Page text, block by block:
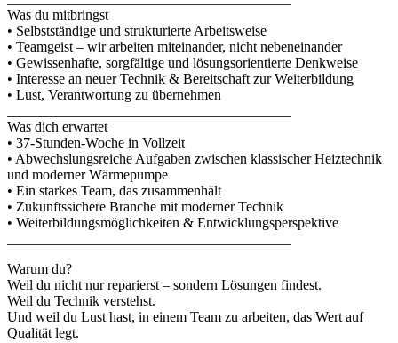
Was du mitbringst
• Selbstständige und strukturierte Arbeitsweise
• Teamgeist – wir arbeiten miteinander, nicht nebeneinander
• Gewissenhafte, sorgfältige und lösungsorientierte Denkweise
• Interesse an neuer Technik & Bereitschaft zur Weiterbildung
• Lust, Verantwortung zu übernehmen
Was dich erwartet
• 37-Stunden-Woche in Vollzeit
• Abwechslungsreiche Aufgaben zwischen klassischer Heiztechnik
und moderner Wärmepumpe
• Ein starkes Team, das zusammenhält
• Zukunftssichere Branche mit moderner Technik
• Weiterbildungsmöglichkeiten & Entwicklungsperspektive
Warum du?
Weil du nicht nur reparierst – sondern Lösungen findest.
Weil du Technik verstehst.
Und weil du Lust hast, in einem Team zu arbeiten, das Wert auf
Qualität legt.